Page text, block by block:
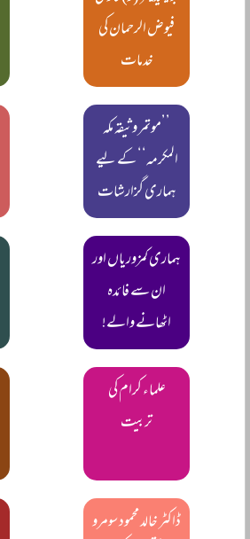
فیوض الرحمان کی
خدمات
’’موتمر وثیقہ مکہ
المکرمہ‘‘ کے لیے
ہماری گزارشات
ہماری کمزوریاں اور
ان سے فائدہ
اٹھانے والے!
علماء کرام کی
تربیت
ڈاکٹر خالد محمود سومرو